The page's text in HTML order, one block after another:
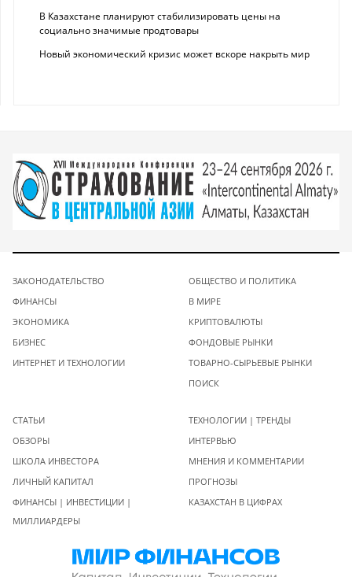
В Казахстане планируют стабилизировать цены на
социально значимые продтовары
Новый экономический кризис может вскоре накрыть мир
ЗАКОНОДАТЕЛЬСТВО
ФИНАНСЫ
ЭКОНОМИКА
БИЗНЕС
ИНТЕРНЕТ И ТЕХНОЛОГИИ
ОБЩЕСТВО И ПОЛИТИКА
В МИРЕ
КРИПТОВАЛЮТЫ
ФОНДОВЫЕ РЫНКИ
ТОВАРНО-СЫРЬЕВЫЕ РЫНКИ
ПОИСК
СТАТЬИ
ОБЗОРЫ
ШКОЛА ИНВЕСТОРА
ЛИЧНЫЙ КАПИТАЛ
ФИНАНСЫ | ИНВЕСТИЦИИ |
МИЛЛИАРДЕРЫ
ТЕХНОЛОГИИ | ТРЕНДЫ
ИНТЕРВЬЮ
МНЕНИЯ И КОММЕНТАРИИ
ПРОГНОЗЫ
КАЗАХСТАН В ЦИФРАХ